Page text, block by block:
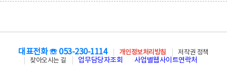
대표전화 ☏ 053-230-1114 개인정보처리방침
저작권 정책
찾아오시는 길
업무담당자조회 사업별웹사이트연락처